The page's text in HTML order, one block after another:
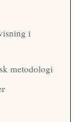
i
metodologi